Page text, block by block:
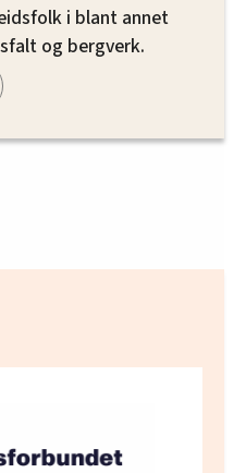
i blant annet
og bergverk.